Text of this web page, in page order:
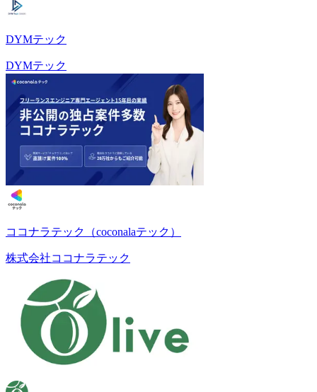
DYMテック
DYMテック
ココナラテック（coconalaテック）
株式会社ココナラテック